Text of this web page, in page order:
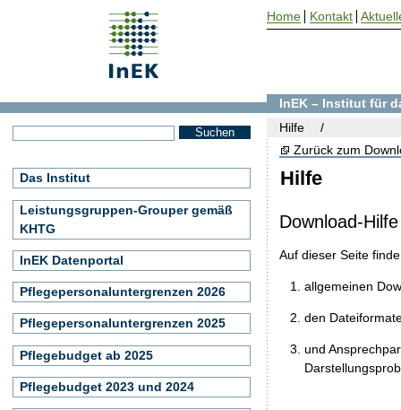
Hilfe
Zurück zum
Download-Hilfe
Auf dieser Seite
allgemeinen
den
und
InEK – Institut für
Hilfe
Das Institut
Leistungsgruppen-Grouper gemäß
KHTG
InEK Datenportal
Pflegepersonaluntergrenzen 2026
Pflegepersonaluntergrenzen 2025
Pflegebudget ab 2025
Pflegebudget 2023 und 2024
Home Kontakt